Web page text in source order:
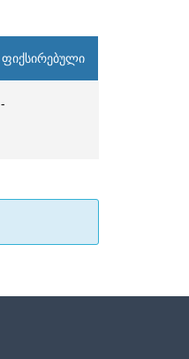
ფიქსირებული
-